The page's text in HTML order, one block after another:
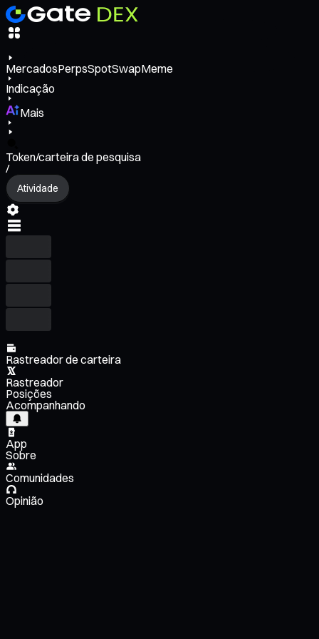
MercadosPerpsSpotSwapMeme
Indicação
Mais
Token/carteira de pesquisa
/
Atividade
Rastreador de carteira
Rastreador
Posições
Acompanhando
App
Sobre
Comunidades
Opinião